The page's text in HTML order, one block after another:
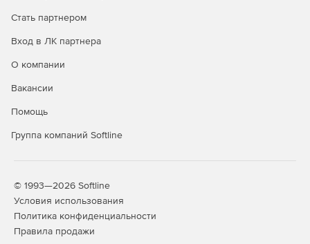
Стать партнером
Вход в ЛК партнера
О компании
Вакансии
Помощь
Группа компаний Softline
© 1993—2026 Softline
Условия использования
Политика конфиденциальности
Правила продажи